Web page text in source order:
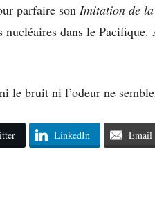
parfaire son Imitation de
nucléaires dans le
le bruit ni l’odeur ne
LinkedIn Email